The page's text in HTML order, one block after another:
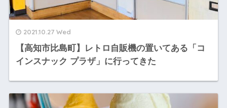
2021.10.27 Wed
【高知市比島町】レトロ自販機の置いてある「コ
インスナック プラザ」に行ってきた